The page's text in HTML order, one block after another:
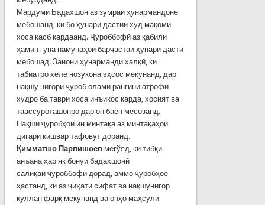
Мардуми Бадахшон аз зумраи ҳунармандоне
мебошанд, ки бо ҳунари дастии худ мақоми
хоса касб кардаанд. Ҷуроббофӣ аз қабили
ҳамин гуна намунаҳои барҷастаи ҳунари дастӣ
мебошад. Занони ҳунарманди халқӣ, ки
табиатро хеле нозукона эҳсос мекунанд, дар
нақшу нигори ҷуроб олами рангини атрофи
худро ба таври хоса инъикос карда, хосият ва
таассуроташонро дар он баён месозанд.
Нақши ҷуробҳои ин минтақа аз минтақаҳои
дигари кишвар тафовут доранд.
Қимматшо Парпишоевмегўяд, ки тибқи
анъана ҳар як бонуи бадахшонӣ
салиқаи ҷуроббофӣ дорад, аммо ҷуробҳое
ҳастанд, ки аз ҷиҳати сифат ва нақшунигор
куллан фарқ мекунанд ва онҳо маҳсули